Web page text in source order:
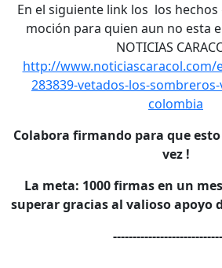
En el siguiente link los los
moción para quien aun no esta
NOTICIAS
http://www.noticiascaracol.com/
283839-vetados-los-
colombia
Colabora firmando para que
vez !
La meta: 1000 firmas en un
superar gracias al valioso apoyo